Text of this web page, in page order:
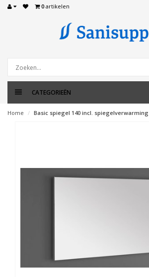
0 artikelen
CATEGORIEËN
Home Basic spiegel 140 incl. spiegelverwarming